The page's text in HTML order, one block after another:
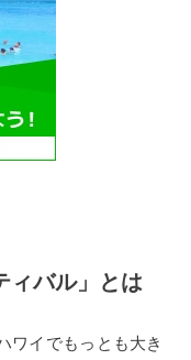
ィバル」とは
ワイでもっとも大き